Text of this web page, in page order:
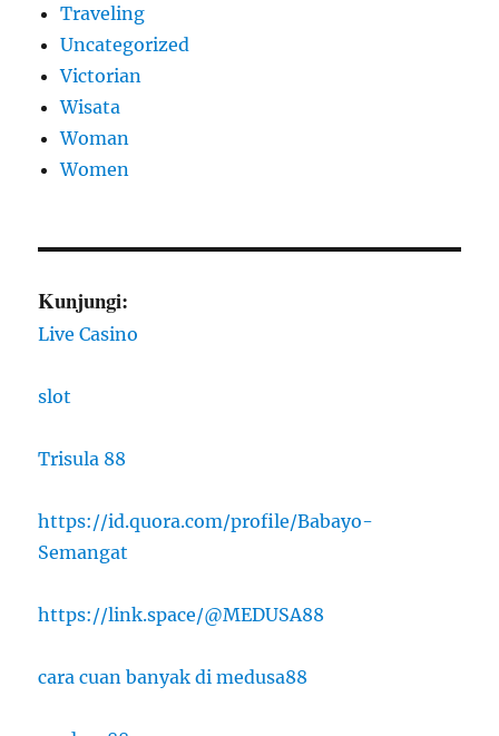
Traveling
Uncategorized
Victorian
Wisata
Woman
Women
Kunjungi:
Live Casino
slot
Trisula 88
https://id.quora.com/profile/Babayo-
Semangat
https://link.space/@MEDUSA88
cara cuan banyak di medusa88